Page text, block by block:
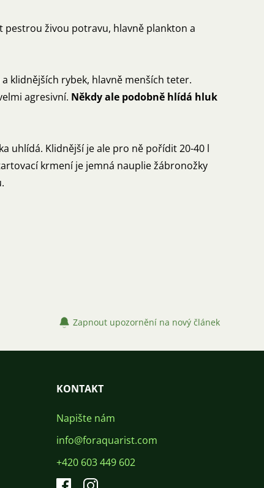
pestrou živou potravu, hlavně plankton a
klidnějších rybek, hlavně menších teter.
agresivní. Někdy ale podobně hlídá hluk
uhlídá. Klidnější je ale pro ně pořídit 20-40 l
krmení je jemná nauplie žábronožky
Zapnout upozornění na nový článek
KONTAKT
Napište nám
info@foraquarist.com
+420 603 449 602